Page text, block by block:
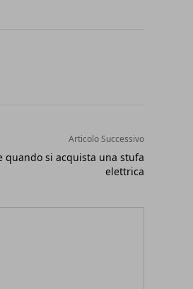
Articolo Successivo
quando si acquista una stufa
elettrica